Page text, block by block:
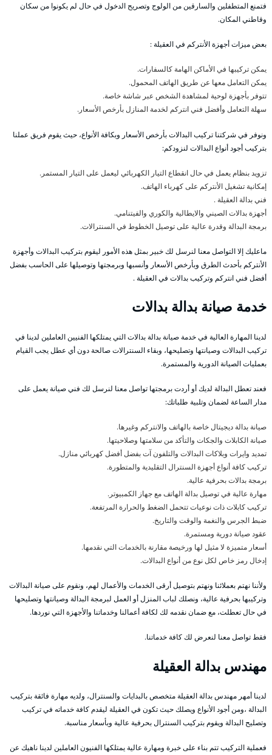
فتمنع المتطفلين والسارقين من الولوج وتصريح الدخول في حال لم يكونوا من سكان
وقاطني المكان.
بعض ميزات أجهزة الأنتركم في العقيلة :
يمكن تركيبها في الأماكن الهامة كالسفارات.
يمكن التعامل معها عن طريق الهاتف المحمول.
تتوفر بأجهزة لوحية لمشاهدة الشخص عبر شاشة خاصة.
سهلة التعامل وأفضل فني انتركم لخدمة المنازل بأرخص الأسعار.
ونوفر في شركتنا تركيب البدالات بأرخص الأسعار وبكافة الأنواع، حيث يقوم فريق عملنا
بتركيب أجود أنواع البدالات لنزودكم:
تزويد بنظام يعمل في حال انقطاع التيار الكهربائي ليعمل على التيار المستمر.
إمكانية تشغيل الأنتركم على كهرباء الهاتف.
فني بدالة العقيلة .
أجهزة بدالات الصيني والايطالية والكوري والفيتنامي.
برمجة البدالة وقدرة عالية على توصيل الخطوط في السنترالات.
ماعليك إلا التواصل معنا لنرسل لك خبير بمثل هذه الأمور ليقوم بتركيب البدالات وأجهزة
الأنتركم بأحدث الطرق وبأرخص الأسعار وأنسبها وبرمجتها وتوصيلها على الحاسب بفضل
أفضل فني انتركم وتركيب بدالات في العقيلة .
خدمة صيانة بدالة بدالات
لدينا المهارة العالية في خدمة صيانة بدالة بدالات التي يمتلكها الفنيين العاملين لدينا في
تركيب البدالات وصيانتها وتصليحها، وبقاء السنترالات صالحة دون أي عطل يجب القيام
بعمليات الصيانة الدورية والمستمرة.
فعند تعطل البدالة لديك أو أردت برمجتها تواصل معنا لنرسل لك فني صيانة يعمل على
مدار الساعة لضمان وتلبية طلباتك:
صيانة بدالة ديجيتال خاصة بالهاتف والانتركم وغيرها.
صيانة الكابلات والجكات والتأكد من سلامتها وصلاحيتها.
تمديد وايرات وبلاكات البدالات والتلفون آت بفضل أفضل كهربائي منازل.
تركيب كافة أنواع أجهزة السنترال التقليدية والمتطورة.
برمجة بدالات بحرفية عالية.
مهارة عالية في توصيل بدالة الهاتف مع جهاز الكمبيوتر.
تركيب كابلات ذات نوعيات تتحمل الضغط والحرارة المرتفعة.
ضبط الجرس والنغمة والوقت والتاريخ.
عقود صيانة دورية ومستمرة.
أسعار متميزة لا مثيل لها ورخيصة مقارنة بالخدمات التي نقدمها.
إدخال رمز خاص لكل نوع من أنواع البدالات.
ولأننا نهتم بعملائنا ونهتم بتوصيل أرقى الخدمات والأعمال لهم، ونقوم على صيانة البدالات
وتركيبها بحرفية عالية، ونصلك لباب المنزل أو العمل لبرمجة البدالة وصيانتها وتصليحها
في حال تعطلت، مع ضمان نقدمه لك لكافة أعمالنا وخدماتنا والأجهزة التي نوردها.
فقط تواصل معنا لنعرض لك كافة خدماتنا.
مهندس بدالة العقيلة
لدينا أمهر مهندس بدالة العقيلة متخصص بالبدايات والسنترال، ولديه مهارة فائقة بتركيب
البدالة ،ومن أجود الأنواع ويصلك حيث تكون في العقيلة ليقدم كافة خدماته في تركيب
وتصليح البدالة ويقوم بتركيب السنترال بحرفية عالية وبأسعار مناسبة.
فعملية التركيب تتم بناء على خبرة ومهارة عالية يمتلكها الفنيون العاملين لدينا ناهيك عن